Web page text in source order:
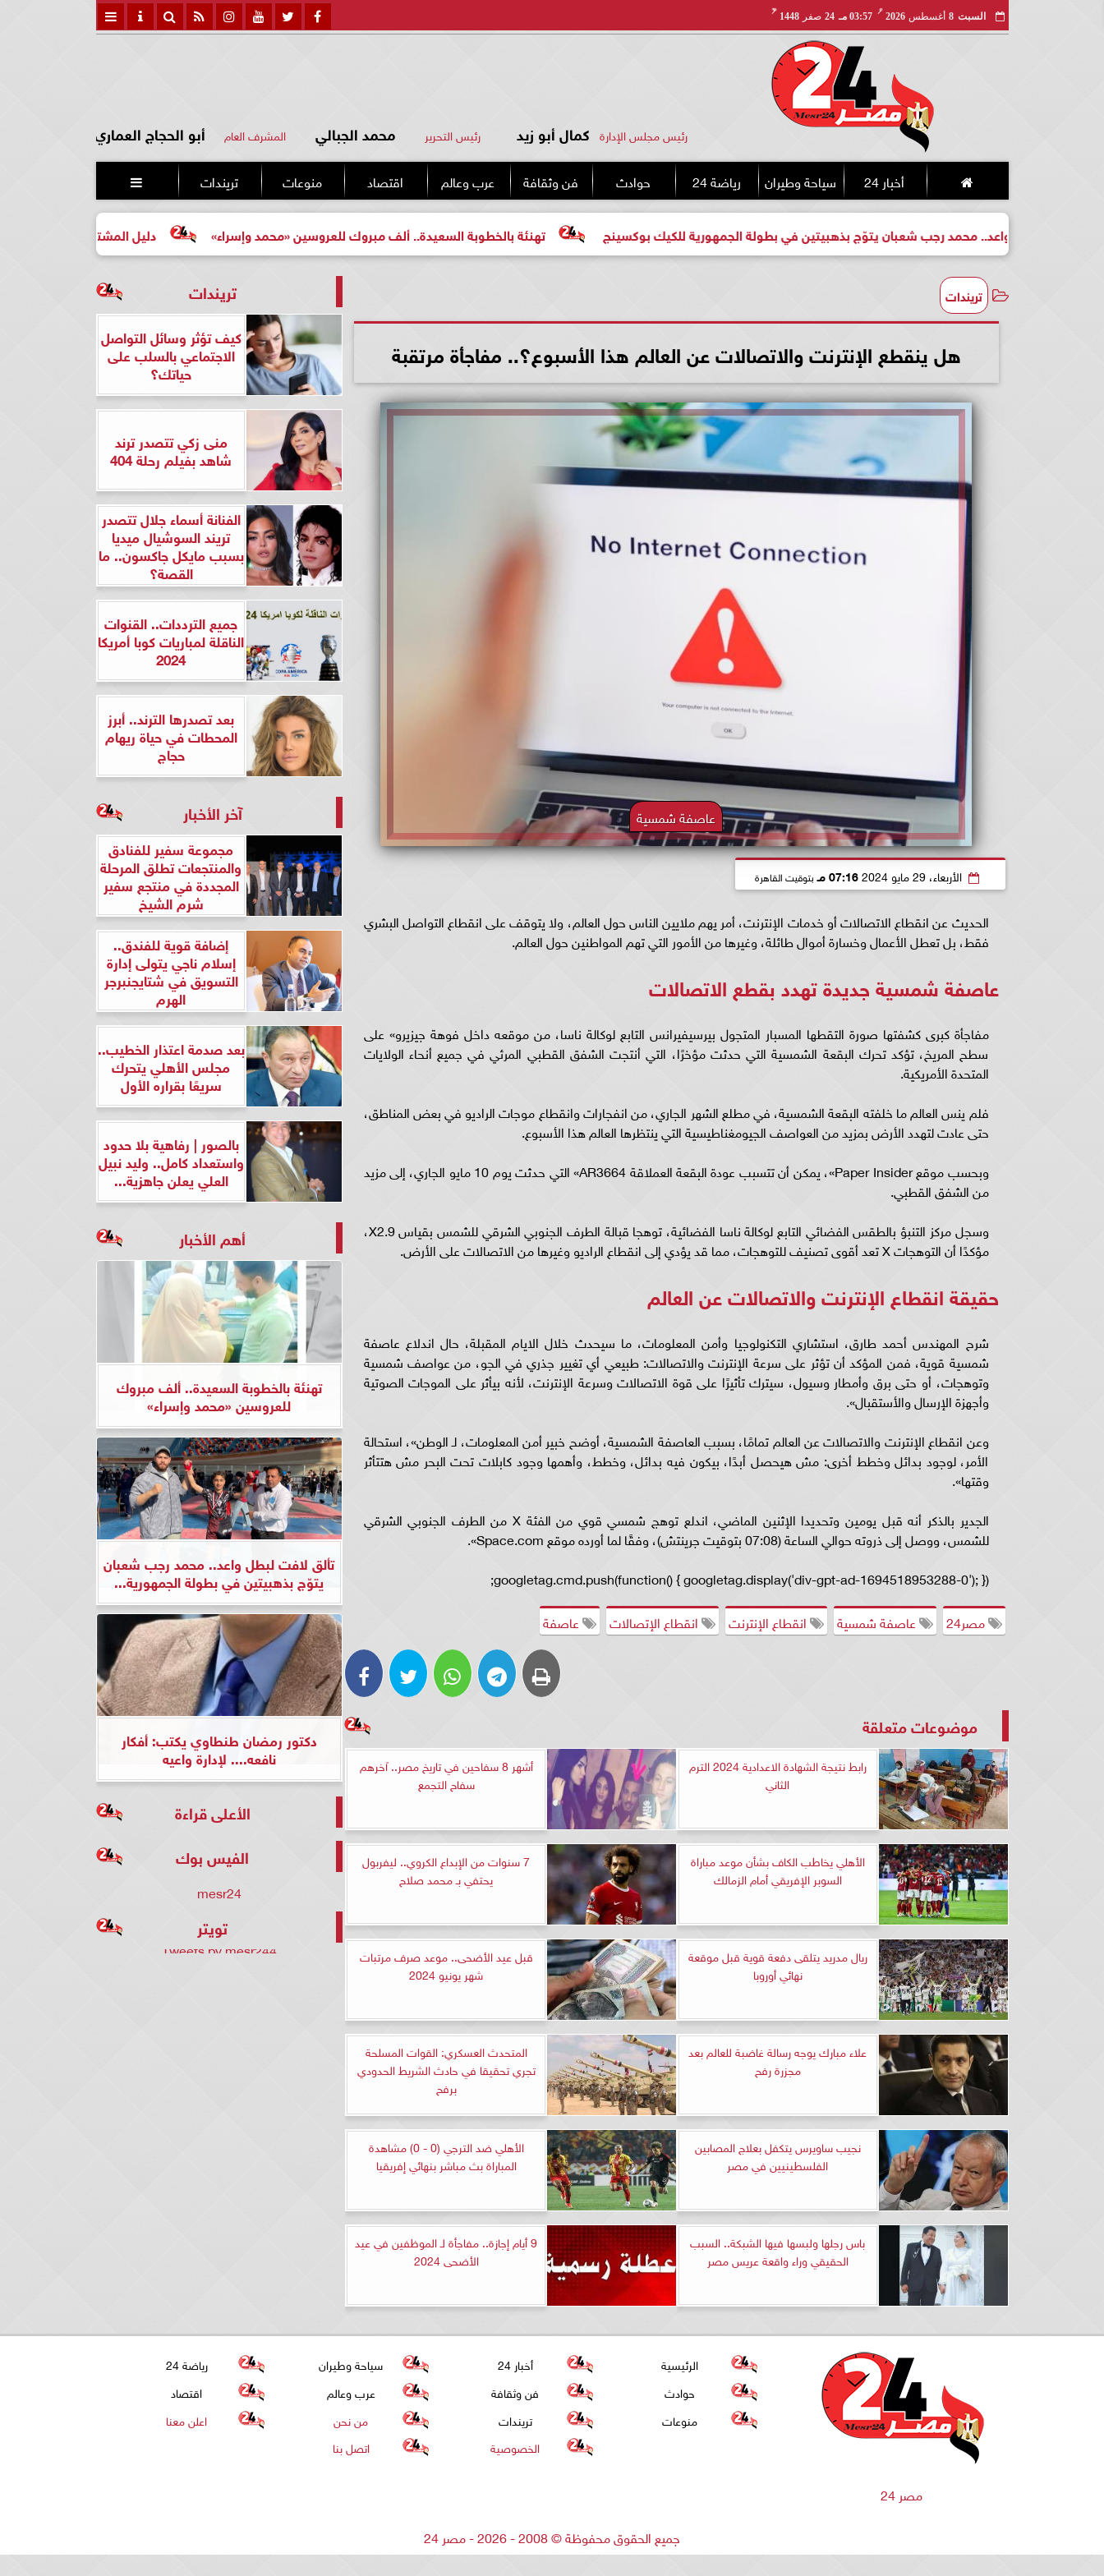
السبت 8 أغسطس 2026
مـ
03:57 مـ 24 صفر 1448
هـ
رئيس مجلس الإدارة كمال أبو زيد رئيس التحرير محمد الجبالي المشرف العام أبو الحجاج العماري
أخبار 24 سياحة وطيران رياضة 24 حوادث فن وثقافة عرب وعالم اقتصاد منوعات تريندات 
دليل المشتري لأول مرة لاختيار مشروع تهنئة بالخطوبة السعيدة.. ألف مبروك للعروسين «محمد وإسراء» واعد.. محمد رجب شعبان يتوّج بذهبيتين في بطولة الجمهورية للكيك بوكسينج
تريندات
هل ينقطع الإنترنت والاتصالات عن العالم هذا الأسبوع؟.. مفاجأة مرتقبة
عاصفة شمسية
الأربعاء، 29 مايو 2024 07:16 مـ بتوقيت القاهرة
الحديث عن انقطاع الاتصالات أو خدمات الإنترنت، أمر يهم ملايين الناس حول العالم، ولا يتوقف على انقطاع التواصل البشري
فقط، بل تعطل الأعمال وخسارة أموال طائلة، وغيرها من الأمور التي تهم المواطنين حول العالم.
عاصفة شمسية جديدة تهدد بقطع الاتصالات
مفاجأة كبرى كشفتها صورة التقطها المسبار المتجول بيرسيفيرانس التابع لوكالة ناسا، من موقعه داخل فوهة جيزيرو» على
سطح المريخ، تؤكد تحرك البقعة الشمسية التي حدثت مؤخرًا، التي أنتجت الشفق القطبي المرئي في جميع أنحاء الولايات
المتحدة الأمريكية.
فلم ينس العالم ما خلفته البقعة الشمسية، في مطلع الشهر الجاري، من انفجارات وانقطاع موجات الراديو في بعض المناطق،
حتى عادت لتهدد الأرض بمزيد من العواصف الجيومغناطيسية التي ينتظرها العالم هذا الأسبوع.
وبحسب موقع Paper Insider»، يمكن أن تتسبب عودة البقعة العملاقة AR3664» التي حدثت يوم 10 مايو الجاري، إلى مزيد
من الشفق القطبي.
وسجل مركز التنبؤ بالطقس الفضائي التابع لوكالة ناسا الفضائية، توهجا قبالة الطرف الجنوبي الشرقي للشمس بقياس X2.9،
مؤكدًا أن التوهجات X تعد أقوى تصنيف للتوهجات، مما قد يؤدي إلى انقطاع الراديو وغيرها من الاتصالات على الأرض.
حقيقة انقطاع الإنترنت والاتصالات عن العالم
شرح المهندس أحمد طارق، استشاري التكنولوجيا وأمن المعلومات، ما سيحدث خلال الايام المقبلة، حال اندلاع عاصفة
شمسية قوية، فمن المؤكد أن تؤثر على سرعة الإنترنت والاتصالات: طبيعي أي تغيير جذري في الجو، من عواصف شمسية
وتوهجات، أو حتى برق وأمطار وسيول، سيترك تأثيرًا على قوة الاتصالات وسرعة الإنترنت، لأنه بيأثر على الموجات الصوتية
وأجهزة الإرسال والأستقبال».
وعن انقطاع الإنترنت والاتصالات عن العالم تمامًا، بسبب العاصفة الشمسية، أوضح خبير أمن المعلومات، لـ الوطن»، استحالة
الأمر، لوجود بدائل وخطط أخرى: مش هيحصل أبدًا، بيكون فيه بدائل، وخطط، وأهمها وجود كابلات تحت البحر مش هتتأثر
وقتها».
الجدير بالذكر أنه قبل يومين وتحديدا الإثنين الماضي، اندلع توهج شمسي قوي من الفئة X من الطرف الجنوبي الشرقي
للشمس، ووصل إلى ذروته حوالي الساعة (07:08 بتوقيت جرينتش)، وفقًا لما أورده موقع Space.com».
googletag.cmd.push(function() { googletag.display('div-gpt-ad-1694518953288-0'); });
مصر24
عاصفة شمسية انقطاع الإنترنت انقطاع الإتصالات عاصفة
موضوعات متعلقة
رابط نتيجة الشهادة الاعدادية 2024 الترم
الثاني
أشهر 8 سفاحين في تاريخ مصر.. آخرهم
سفاح التجمع
الأهلي يخاطب الكاف بشأن موعد مباراة
السوبر الإفريقي أمام الزمالك
7 سنوات من الإبداع الكروي.. ليفربول
يحتفي بـ محمد صلاح
ريال مدريد يتلقى دفعة قوية قبل موقعة
نهائي أوروبا
قبل عيد الأضحى.. موعد صرف مرتبات
شهر يونيو 2024
علاء مبارك يوجه رسالة غاضبة للعالم بعد
مجزرة رفح
المتحدث العسكري: القوات المسلحة
تجري تحقيقا في حادث الشريط الحدودي
برفح
نجيب ساويرس يتكفل بعلاج المصابين
الفلسطينيين في مصر
الأهلي ضد الترجي (0 - 0) مشاهدة
المباراة بث مباشر بنهائي إفريقيا
باس رجلها ولبسها فيها الشبكة.. السبب
الحقيقي وراء واقعة عريس مصر
9 أيام إجازة.. مفاجأة لـ الموظفين في عيد
الأضحى 2024
تريندات
كيف تؤثر وسائل التواصل
الاجتماعي بالسلب على
حياتك؟
منى زكي تتصدر ترند
شاهد بفيلم رحلة 404
الفنانة أسماء جلال تتصدر
تريند السوشيال ميديا
بسبب مايكل جاكسون.. ما
القصة؟
جميع الترددات.. القنوات
الناقلة لمباريات كوبا أمريكا
2024
بعد تصدرها الترند.. أبرز
المحطات في حياة ريهام
حجاج
آخر الأخبار
مجموعة سفير للفنادق
والمنتجعات تطلق المرحلة
المجددة في منتجع سفير
شرم الشيخ
إضافة قوية للفندق..
إسلام ناجي يتولى إدارة
التسويق في شتايجنبرجر
الهرم
بعد صدمة اعتذار الخطيب..
مجلس الأهلي يتحرك
سريعًا بقراره الأول
بالصور | رفاهية بلا حدود
واستعداد كامل.. وليد نبيل
العلي يعلن جاهزية...
أهم الأخبار
تهنئة بالخطوبة السعيدة.. ألف مبروك
للعروسين «محمد وإسراء»
تألق لافت لبطل واعد.. محمد رجب شعبان
يتوّج بذهبيتين في بطولة الجمهورية...
دكتور رمضان طنطاوي يكتب: أفكار
نافعه.... لإدارة واعيه
الأعلى قراءة
الفيس بوك
mesr24
تويتر
Tweets by mesr244
مصر 24
الرئيسية أخبار 24 سياحة وطيران
رياضة 24
حوادث
فن وثقافة عرب وعالم
اقتصاد
منوعات
تريندات من نحن
اعلن معنا
الخصوصية
اتصل بنا
جميع الحقوق محفوظة©